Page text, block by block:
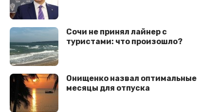
Сочи не принял лайнер с
туристами: что произошло?
Онищенко назвал оптимальные
месяцы для отпуска